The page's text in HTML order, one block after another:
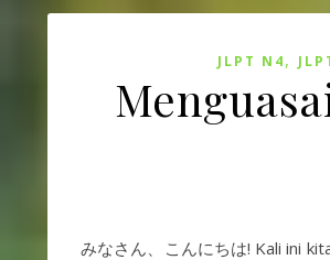
JLPT N4,
みなさん、こんにちは! Kali ini